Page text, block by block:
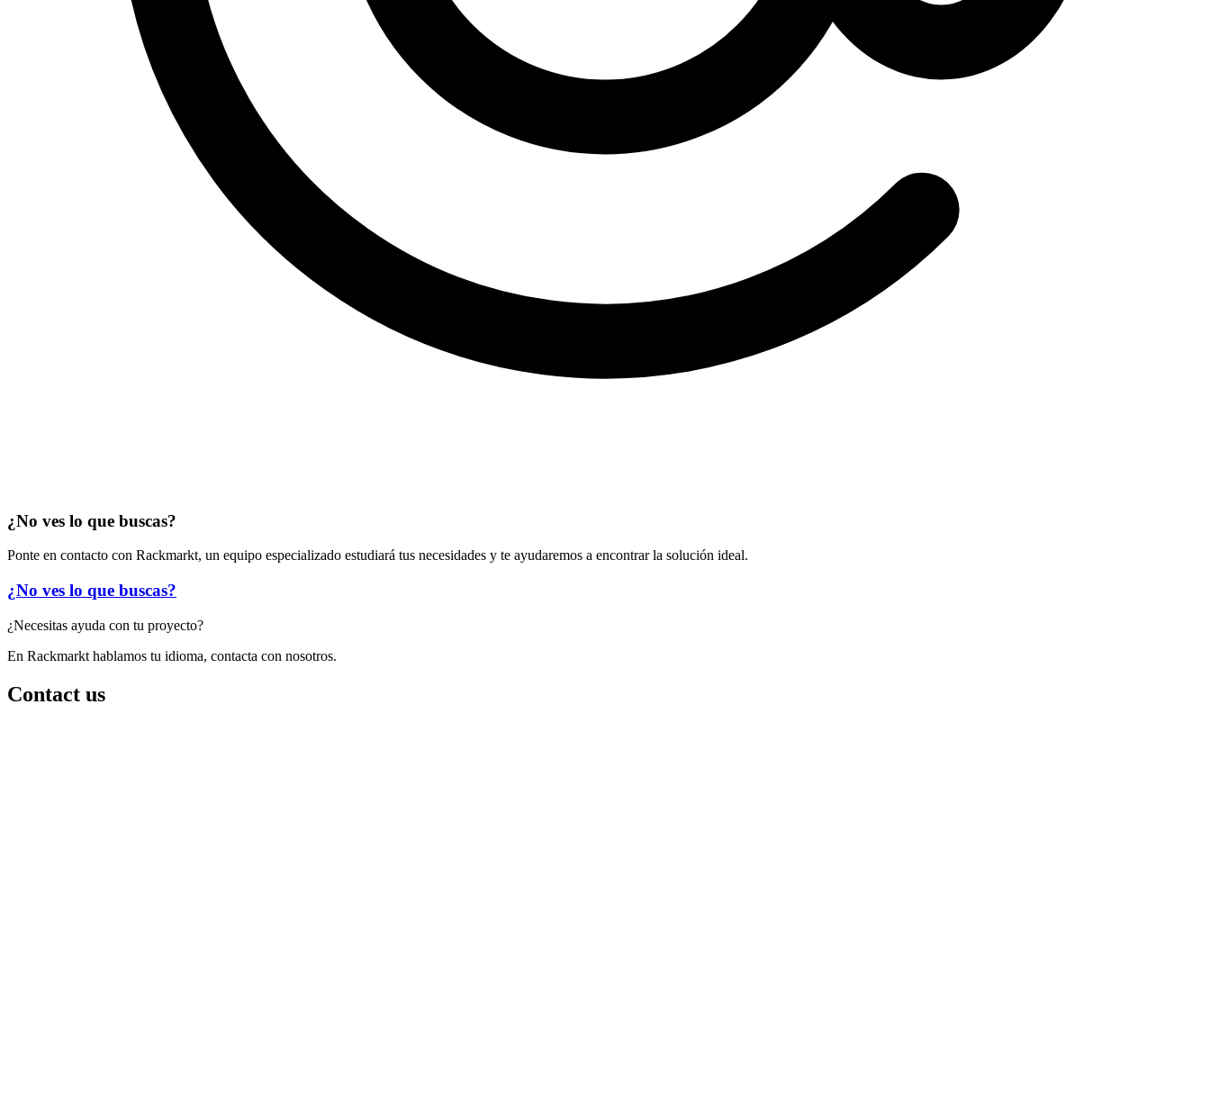
¿No ves lo que buscas?
Ponte en contacto con Rackmarkt, un equipo especializado estudiará tus necesidades y te ayudaremos a encontrar la solución ideal.
¿No ves lo que buscas?
¿Necesitas ayuda con tu proyecto?
En Rackmarkt hablamos tu idioma, contacta con nosotros.
Contact us